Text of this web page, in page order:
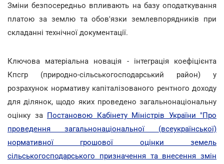
Зміни безпосередньо впливають на базу оподаткування
платою за землю та обов'язки землевпорядників при
складанні технічної документації.
Ключова матеріальна новація - інтеграція коефіцієнта
Кпсгр (природно-сільськогосподарський район) у
розрахунок нормативу капіталізованого рентного доходу
для ділянок, щодо яких проведено загальнонаціональну
оцінку за Постановою Кабінету Міністрів України "Про
проведення загальнонаціональної (всеукраїнської)
нормативної грошової оцінки земель
сільськогосподарського призначення та внесення змін